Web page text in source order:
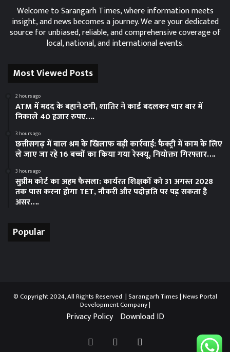
Welcome to Sarangarh Times, where information meets
insight, and news becomes a journey. We are your dedicated
source for unbiased, reliable, and comprehensive coverage of
local, national, and international events.
Most Viewed Posts
2 hours ago
ATM में मदद के बहाने ठगी, शातिर ने कार्ड बदलकर चार बार में
निकाले 40 हजार रुपए….
3 hours ago
छत्तीसगढ़ में बाल श्रम के खिलाफ बड़ी कार्रवाई: फैक्ट्री में काम के लिए
ले जाए जा रहे 16 बच्चों का किया गया रेस्क्यू, नियोक्ता गिरफ्तार….
3 hours ago
सुप्रीम कोर्ट का अहम फैसला: कार्यरत शिक्षकों को 31 अगस्त 2028
तक पास करना होगा TET, नौकरी और पदोन्नति पर पड़ सकता है
असर….
Popular
© Copyright 2024, All Rights Reserved | Sarangarh Times |News Portal
Development Company|
Privacy Policy Download ID
Facebook Twitter